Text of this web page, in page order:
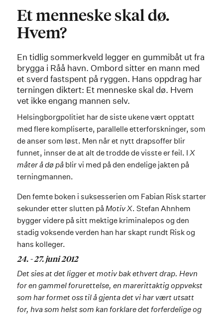
Et menneske skal dø.
Hvem?
En tidlig sommerkveld legger en gummibåt ut fra
brygga i Råå havn. Ombord sitter en mann med
et sverd fastspent på ryggen. Hans oppdrag har
terningen diktert: Et menneske skal dø. Hvem
vet ikke engang mannen selv.
Helsingborgpolitiet har de siste ukene vært opptatt
med flere kompliserte, parallelle etterforskninger, som
de anser som løst. Men når et nytt drapsoffer blir
funnet, innser de at alt de trodde de visste er feil. I X
måter å dø på blir vi med på den endelige jakten på
terningmannen.
Den femte boken i suksesserien om Fabian Risk starter
sekunder etter slutten påMotiv X. Stefan Ahnhem
bygger videre på sitt mektige kriminalepos og den
stadig voksende verden han har skapt rundt Risk og
hans kolleger.
24. - 27. juni 2012
Det sies at det ligger et motiv bak ethvert drap. Hevn
for en gammel forurettelse, en marerittaktig oppvekst
som har formet oss til å gjenta det vi har vært utsatt
for, hva som helst som kan forklare det forferdelige og